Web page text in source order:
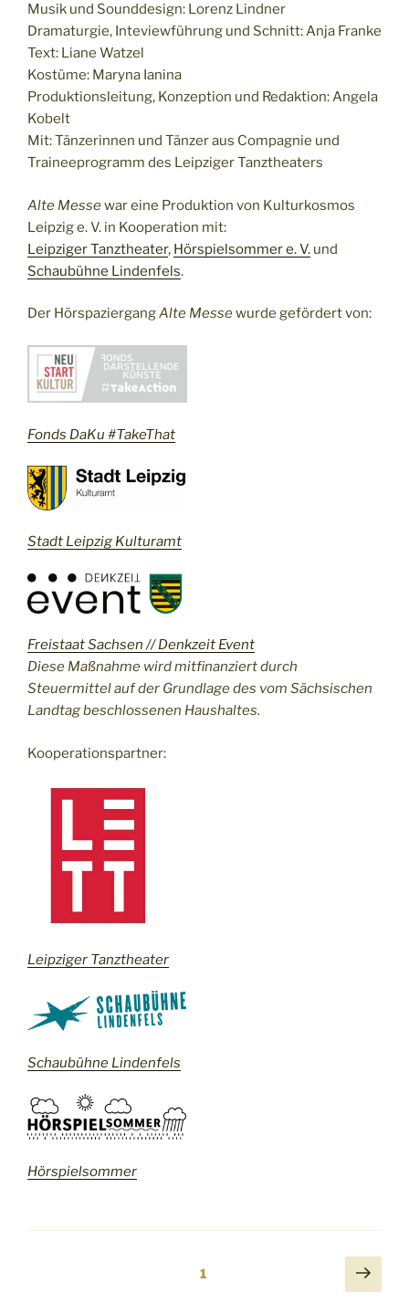
Musik und Sounddesign: Lorenz Lindner
Dramaturgie, Inteviewführung und Schnitt: Anja Franke
Text: Liane Watzel
Kostüme: Maryna Ianina
Produktionsleitung, Konzeption und Redaktion: Angela
Kobelt
Mit: Tänzerinnen und Tänzer aus Compagnie und
Traineeprogramm des Leipziger Tanztheaters
Alte Messewar eine Produktion von Kulturkosmos
Leipzig e. V. in Kooperation mit:
Leipziger Tanztheater, Hörspielsommer e. V. und
Schaubühne Lindenfels.
Der HörspaziergangAlte Messewurde gefördert von:
Fonds DaKu #TakeThat
Stadt Leipzig Kulturamt
Freistaat Sachsen // Denkzeit Event
Diese Maßnahme wird mitfinanziert durch
Steuermittel auf der Grundlage des vom Sächsischen
Landtag beschlossenen Haushaltes.
Kooperationspartner:
Leipziger Tanztheater
Schaubühne Lindenfels
Hörspielsommer
Seitennummerierung
Seite1